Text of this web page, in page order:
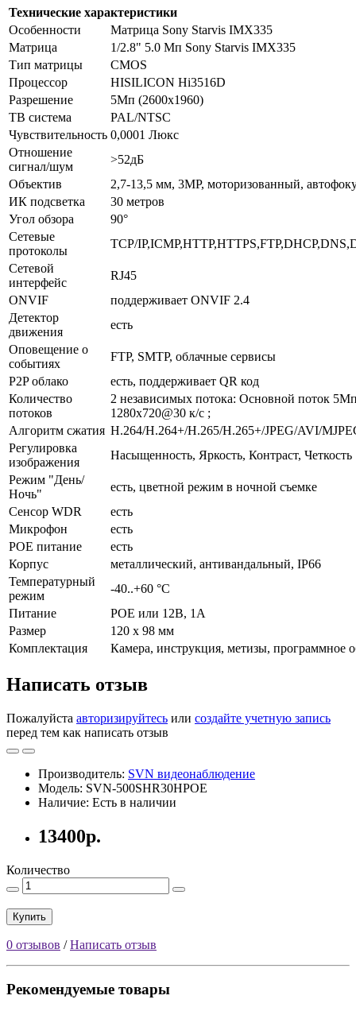
Технические характеристики
Особенности
Матрица Sony Starvis IMX335
Матрица
1/2.8" 5.0 Мп Sony Starvis IMX335
Тип матрицы
CMOS
Процессор
HISILICON Hi3516D
Разрешение
5Мп (2600х1960)
ТВ система
PAL/NTSC
Чувствительность 0,0001 Люкс
Отношение
сигнал/шум
>52дБ
Объектив
2,7-13,5 мм, 3MP, моторизованный,
ИК подсветка
30 метров
Угол обзора
90°
Сетевые
протоколы
TCP/
Сетевой
интерфейс
RJ45
ONVIF
поддерживает ONVIF 2.4
Детектор
движения
есть
Оповещение о
событиях
FTP, SMTP, облачные сервисы
P2P облако
есть, поддерживает QR код
Количество
потоков
2 независимых потока: Основной поток
1280х720@30 к/с ;
Алгоритм сжатия H.264/H.264+/H.265/H.265+/JPEG/AVI/
Регулировка
изображения
Насыщенность, Яркость, Контраст, Четкость
Режим "День/
Ночь"
есть, цветной режим в ночной съемке
Сенсор WDR
есть
Микрофон
есть
POE питание
есть
Корпус
металлический, антивандальный, IP66
Температурный
режим
-40..+60 °С
Питание
POE или 12В, 1А
Размер
120 x 98 мм
Комплектация
Камера, инструкция, метизы, программное
Написать отзыв
Пожалуйста авторизируйтесь или создайте учетную запись
перед тем как написать отзыв
Производитель: SVN видеонаблюдение
Модель: SVN-500SHR30HPOE
Наличие: Есть в наличии
13400р.
Количество
Купить
0 отзывов /Написать отзыв
Рекомендуемые товары